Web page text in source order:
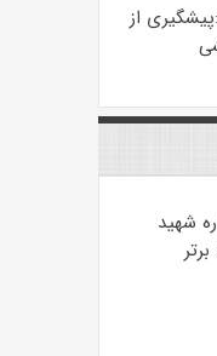
از
شهید